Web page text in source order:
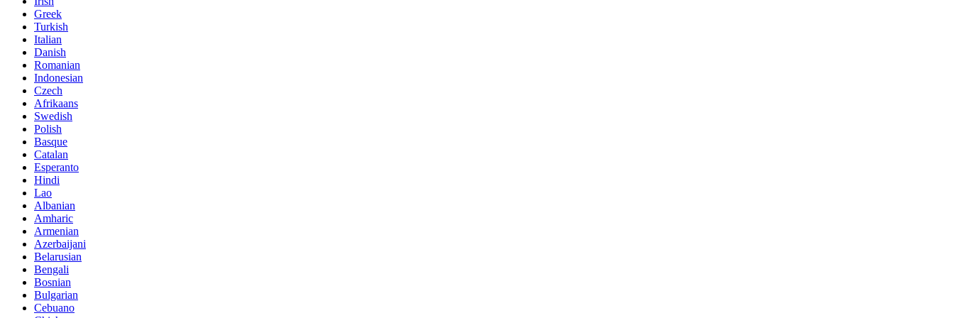
Greek
Turkish
Italian
Danish
Romanian
Indonesian
Czech
Afrikaans
Swedish
Polish
Basque
Catalan
Esperanto
Hindi
Lao
Albanian
Amharic
Armenian
Azerbaijani
Belarusian
Bengali
Bosnian
Bulgarian
Cebuano